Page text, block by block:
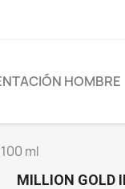
HOMBRE
ml
MILLION GOLD